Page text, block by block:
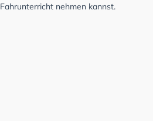
nehmen kannst.